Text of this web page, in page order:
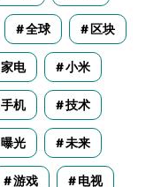
全球 区块
家电 小米
手机 技术
曝光 未来
游戏 电视